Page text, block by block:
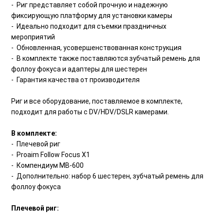
- Риг представляет собой прочную и надежную
фиксирующую платформу для установки камеры
- Идеально подходит для съемки праздничных
мероприятий
- Обновленная, усовершенствованная конструкция
- В комплекте также поставляются зубчатый ремень для
фоллоу фокуса и адаптеры для шестерен
- Гарантия качества от производителя
Риг и все оборудование, поставляемое в комплекте,
подходит для работы с DV/HDV/DSLR камерами.
В комплекте:
- Плечевой риг
- Proaim Follow Focus X1
- Компендиум MB-600
- Дополнительно: набор 6 шестерен, зубчатый ремень для
фоллоу фокуса
Плечевой риг: